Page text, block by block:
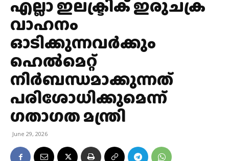
എല്ലാ ഇലക്ട്രിക് ഇരുചക്ര
വാഹനം
ഓടിക്കുന്നവര്‍ക്കും
ഹെല്‍മെറ്റ്
നിര്‍ബന്ധമാക്കുന്നത്
പരിശോധിക്കുമെന്ന്
ഗതാഗത മന്ത്രി
June 29, 2026